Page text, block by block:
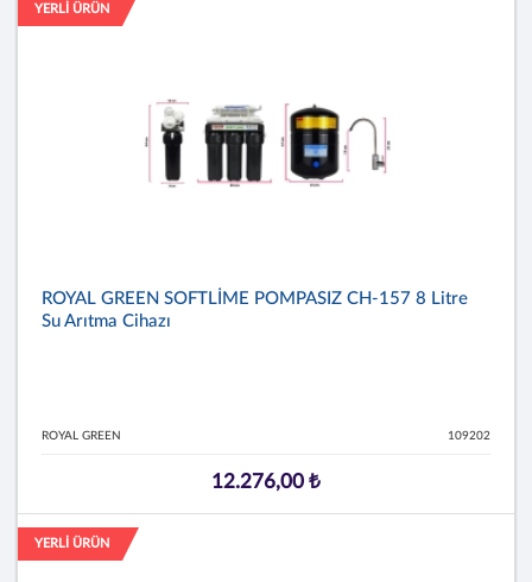
YERLİ ÜRÜN
ROYAL GREEN SOFTLİME POMPASIZ CH-157 8 Litre
Su Arıtma Cihazı
ROYAL GREEN 109202
12.276,00 ₺
YERLİ ÜRÜN